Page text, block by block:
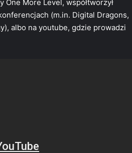
One More Level, współtworzył
(m.in. Digital Dragons,
albo na youtube, gdzie prowadzi